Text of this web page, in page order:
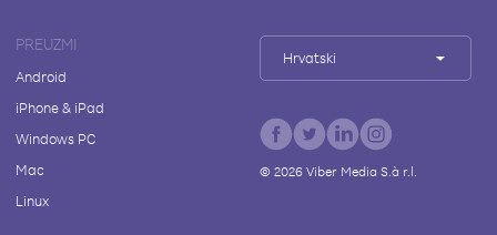
PREUZMI
Android
iPhone & iPad
Windows PC
Mac
Linux
Hrvatski
© 2026Viber Media S.à r.l.